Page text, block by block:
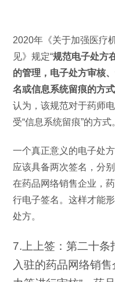
2020年《关于加强医疗
见》规定“规范电子处方
的管理，电子处方审核
名或信息系统留痕的方
认为，该规范对于药师
受“信息系统留痕”的方式
一个真正意义的电子处
应该具备两次签名，分
在药品网络销售企业，
行电子签名。这样才能
处方。
7.上上签：第二十条
入驻的药品网络销